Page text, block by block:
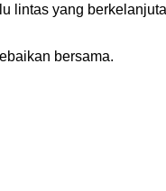
lintas yang
bersama.